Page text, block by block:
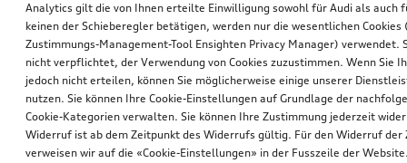
Analytics gilt die von Ihnen erteilte Einwilligung sowohl für Audi als auch
keinen der Schieberegler betätigen, werden nur die wesentlichen Cookies
Zustimmungs-Management-Tool Ensighten Privacy Manager) verwendet.
nicht verpflichtet, der Verwendung von Cookies zuzustimmen. Wenn Sie
jedoch nicht erteilen, können Sie möglicherweise einige unserer
nutzen. Sie können Ihre Cookie-Einstellungen auf Grundlage der
Cookie-Kategorien verwalten. Sie können Ihre Zustimmung jederzeit
Widerruf ist ab dem Zeitpunkt des Widerrufs gültig. Für den Widerruf der
verweisen wir auf die «Cookie-Einstellungen» in der Fusszeile der